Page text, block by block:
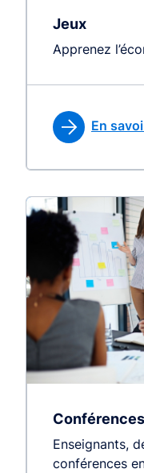
Jeux
Apprenez
En
Enseignants,
conférences